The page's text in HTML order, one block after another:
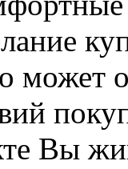
может
Вы